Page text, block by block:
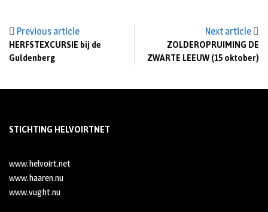
Previous article
HERFSTEXCURSIE bij de
Guldenberg
Next article
ZOLDEROPRUIMING DE
ZWARTE LEEUW (15 oktober)
STICHTING HELVOIRTNET
www.helvoirt.net
www.haaren.nu
www.vught.nu